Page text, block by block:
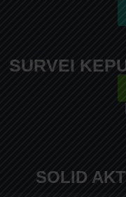
SURVEI
SOLID